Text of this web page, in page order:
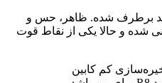
برطرف شده. ظاهر، حس و
شده و حالا یکی از نقاط قوت
کم کابین